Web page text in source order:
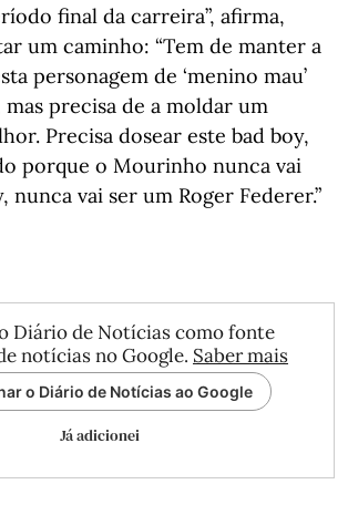
final da carreira”, afirma,
um caminho: “Tem de manter a
personagem de ‘menino mau’
precisa de a moldar um
Precisa dosear este bad boy,
porque o Mourinho nunca vai
nunca vai ser um Roger Federer.”
Diário de Notícias como fonte
notícias no Google. Saber mais
o Diário de Notícias ao Google
Já adicionei